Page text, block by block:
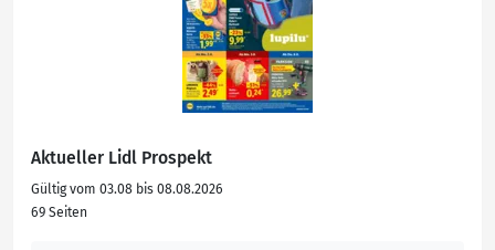
Aktueller Lidl Prospekt
Gültig vom 03.08 bis 08.08.2026
69 Seiten